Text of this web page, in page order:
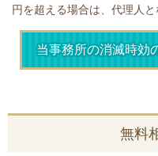
円を超える場合は、代理人と
当事務所の消滅時効
無料